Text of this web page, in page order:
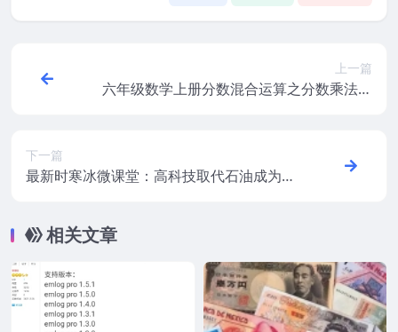
上一篇
六年级数学上册分数混合运算之分数乘法课
下一篇
最新时寒冰微课堂：高科技取代石油成为美
相关文章